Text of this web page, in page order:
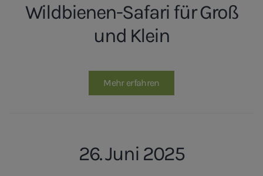
Wildbienen-Safari für Groß
und Klein
Mehr erfahren
26. Juni 2025